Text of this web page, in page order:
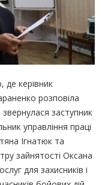
де керівник
розповіла
заступник
управління праці
Ігнатюк та
зайнятості Оксана
для захисників і